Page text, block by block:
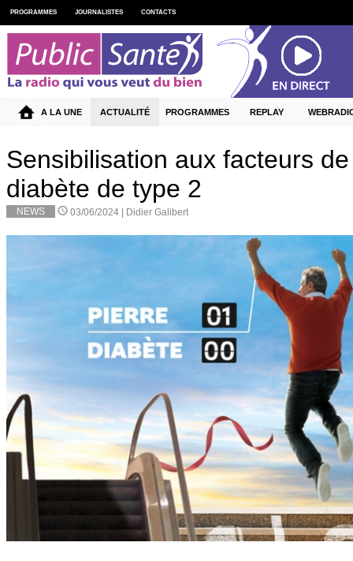
Sensibilisation aux facteurs
diabète de type 2
NEWS 03/06/2024 | Didier Galibert
PROGRAMMES JOURNALISTES CONTACTS
A LA UNE ACTUALITÉ PROGRAMMES REPLAY